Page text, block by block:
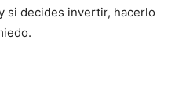
si decides invertir, hacerlo